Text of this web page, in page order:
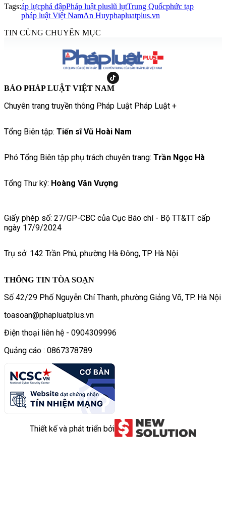
Tags:áp lựcphá đậpPháp luật pluslũ lụtTrung Quốcphức tạp
pháp luật Việt NamAn Huyphapluatplus.vn
TIN CÙNG CHUYÊN MỤC
BÁO PHÁP LUẬT VIỆT NAM
Chuyên trang truyền thông Pháp Luật Pháp Luật +
Tổng Biên tập: Tiến sĩ Vũ Hoài Nam
Phó Tổng Biên tập phụ trách chuyên trang: Trần Ngọc Hà
Tổng Thư ký: Hoàng Văn Vượng
Giấy phép số: 27/GP-CBC của Cục Báo chí - Bộ TT&TT cấp
ngày 17/9/2024
Trụ sở: 142 Trần Phú, phường Hà Đông, TP Hà Nội
THÔNG TIN TÒA SOẠN
Số 42/29 Phố Nguyễn Chí Thanh, phường Giảng Võ, TP. Hà Nội
toasoan@phapluatplus.vn
Điện thoại liên hệ - 0904309996
Quảng cáo : 0867378789
Thiết kế và phát triển bởi